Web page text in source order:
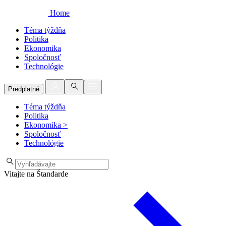
Home
Téma týždňa
Politika
Ekonomika
Spoločnosť
Technológie
Predplatné
Téma týždňa
Politika
Ekonomika >
Spoločnosť
Technológie
Vitajte na Štandarde